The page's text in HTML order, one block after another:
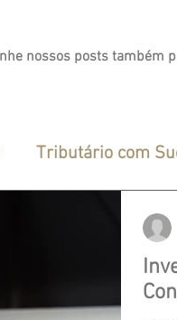
nossos posts também
Tributário com